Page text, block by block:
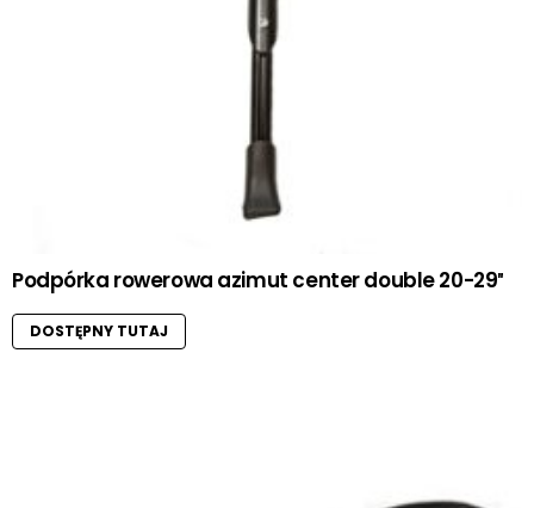
Podpórka rowerowa azimut center double 20-29″
DOSTĘPNY TUTAJ